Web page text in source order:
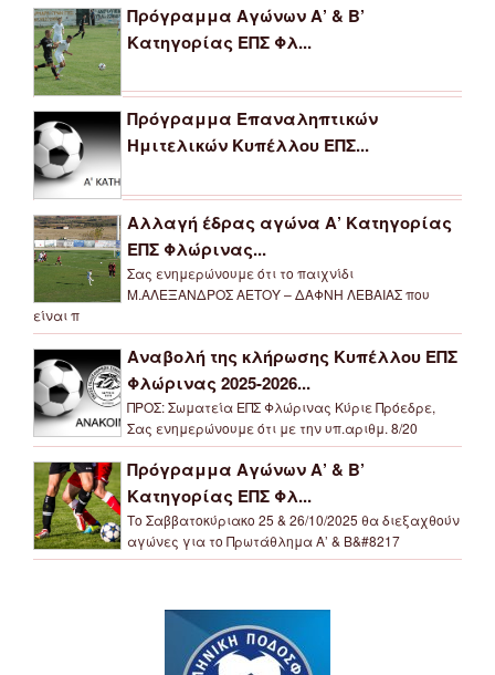
Πρόγραμμα Αγώνων Α’ & Β’
Κατηγορίας ΕΠΣ Φλ...
Πρόγραμμα Επαναληπτικών
Ημιτελικών Κυπέλλου ΕΠΣ...
Αλλαγή έδρας αγώνα Α’ Κατηγορίας
ΕΠΣ Φλώρινας...
Σας ενημερώνουμε ότι το παιχνίδι
Μ.ΑΛΕΞΑΝΔΡΟΣ ΑΕΤΟΥ – ΔΑΦΝΗ ΛΕΒΑΙΑΣ που
είναι π
Αναβολή της κλήρωσης Κυπέλλου ΕΠΣ
Φλώρινας 2025-2026...
ΠΡΟΣ: Σωματεία ΕΠΣ Φλώρινας Κύριε Πρόεδρε,
Σας ενημερώνουμε ότι με την υπ.αριθμ. 8/20
Πρόγραμμα Αγώνων Α’ & Β’
Κατηγορίας ΕΠΣ Φλ...
Το Σαββατοκύριακο 25 & 26/10/2025 θα διεξαχθούν
αγώνες για το Πρωτάθλημα Α’ & Β&#8217